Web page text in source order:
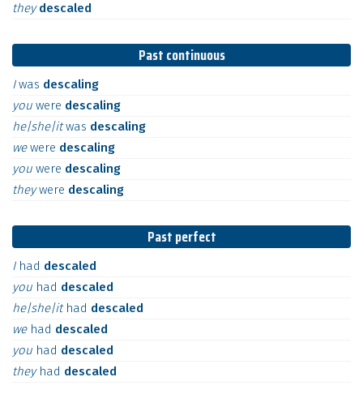
theydescaled
Past continuous
Iwas descaling
you were descaling
he|she|itwas descaling
wewere descaling
you were descaling
theywere descaling
Past perfect
I had descaled
you had descaled
he|she|it had descaled
we had descaled
you had descaled
they had descaled